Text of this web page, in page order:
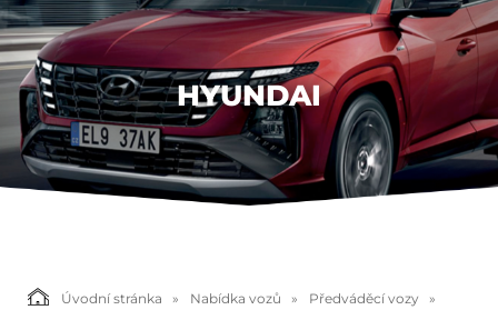
HYUNDAI
Úvodní stránka Nabídka vozů
Předváděcí vozy